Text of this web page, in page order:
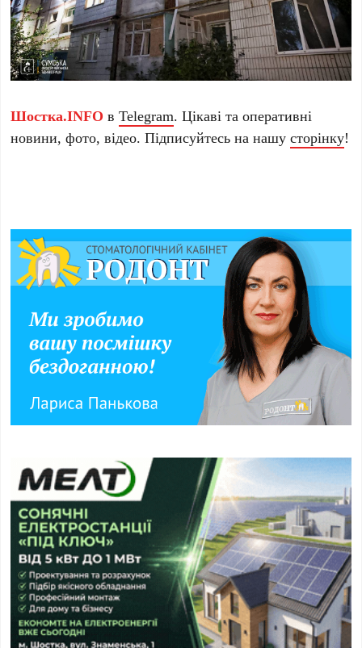
Шостка.INFO вTelegram. Цікаві та оперативні
новини, фото, відео. Підписуйтесь на нашусторінку!